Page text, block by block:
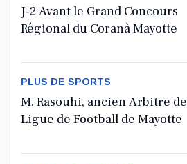
J-2 Avant le Grand Concours
Régional du Coranà Mayotte
PLUS DE SPORTS
M. Rasouhi, ancien Arbitre de
Ligue de Football de Mayotte